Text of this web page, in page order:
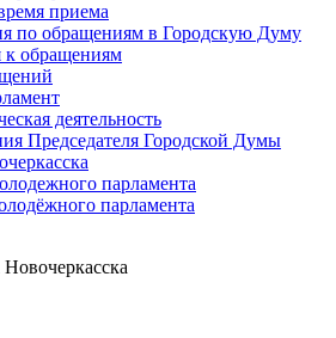
приема
по обращениям в Городскую Думу
к обращениям
деятельность
Председателя Городской Думы
парламента
парламента